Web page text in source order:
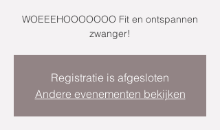
WOEEEHOOOOOOO Fit en ontspannen
zwanger!
Registratie is afgesloten
Andere evenementen bekijken